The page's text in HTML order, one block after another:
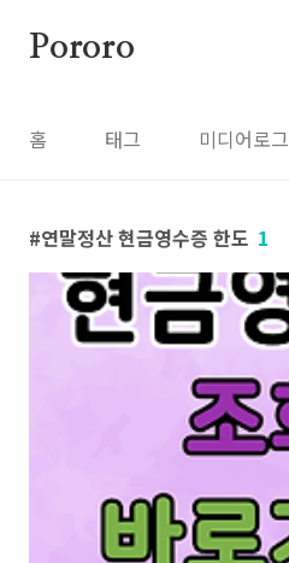
Pororo
홈 태그 미디어로그
연말정산 현금영수증 한도 1